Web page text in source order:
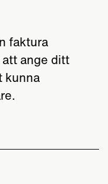
faktura
ange ditt
kunna